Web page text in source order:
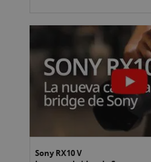
Sony RX10 V